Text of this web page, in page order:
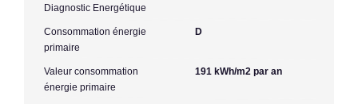
Diagnostic Energétique
Consommation énergie
primaire
D
Valeur consommation
énergie primaire
191 kWh/m2 par an